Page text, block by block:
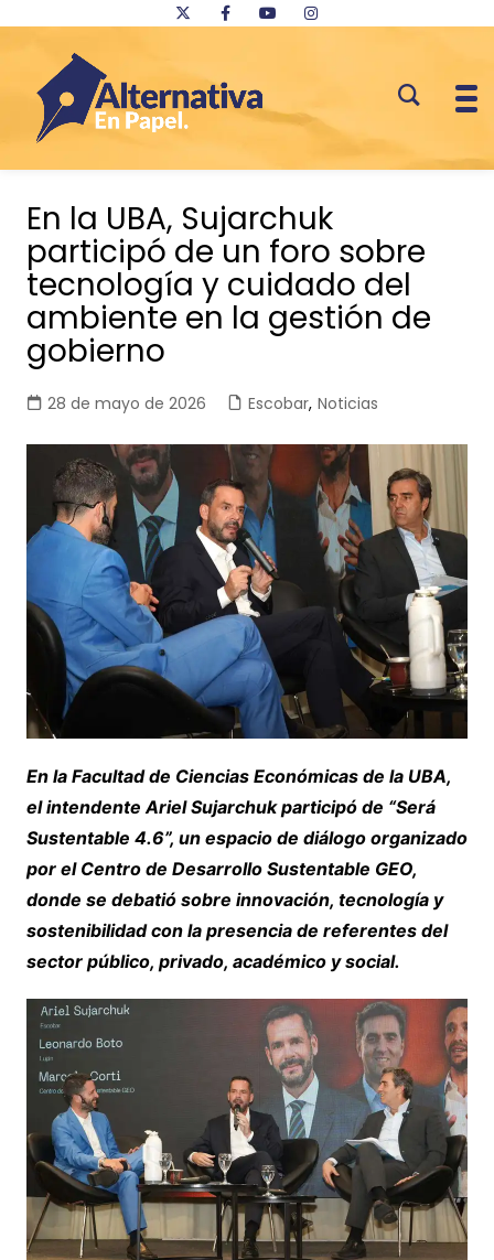
contenido
En la UBA, Sujarchuk
participó de un foro sobre
tecnología y cuidado del
ambiente en la gestión de
gobierno
28 de mayo de 2026 Escobar, Noticias
En la Facultad de Ciencias Económicas de la UBA,
el intendente Ariel Sujarchuk participó de “Será
Sustentable 4.6”, un espacio de diálogo organizado
por el Centro de Desarrollo Sustentable GEO,
donde se debatió sobre innovación, tecnología y
sostenibilidad con la presencia de referentes del
sector público, privado, académico y social.